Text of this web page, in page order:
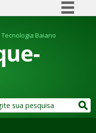
Comunica BR
Participe
Baiano